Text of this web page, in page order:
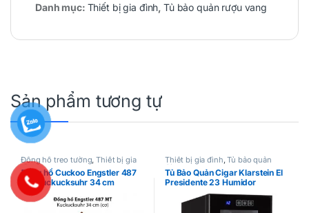
Danh mục: Thiết bị gia đình, Tủ bảo quản rượu vang
Sản phẩm tương tự
Đồng hồ treo tường,Thiết bị gia
đình
Đồng hồ Cuckoo Engstler 487
MT Kuckucksuhr 34 cm
Thiết bị gia đình,Tủ bảo quản
Cigar
Tủ Bảo Quản Cigar Klarstein El
Presidente 23 Humidor